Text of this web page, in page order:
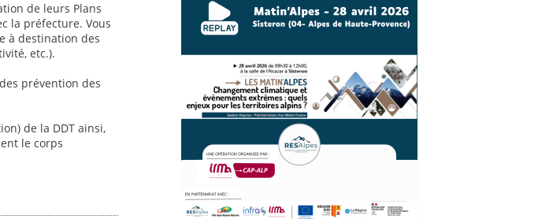
de leurs Plans
la préfecture. Vous
à destination des
etc.).
prévention des
de la DDT ainsi,
le corps